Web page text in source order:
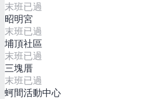
末班已過
昭明宮
末班已過
埔頂社區
末班已過
三塊厝
末班已過
蚵間活動中心